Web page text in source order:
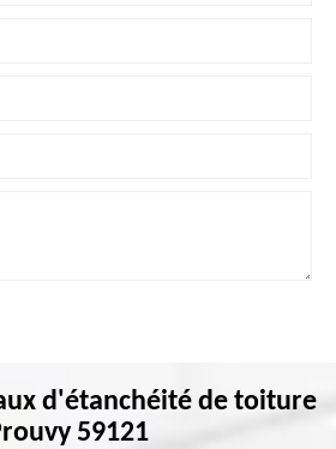
d'étanchéité de toiture
59121